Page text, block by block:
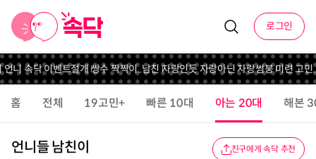
로그인
니 속닥 이벤트절개 쌍수 짝짝이..남친 자랑인듯 자랑아닌 자랑썸붕 미련 고민..
홈 전체 19고민+ 빠른 10대 아는 20대 해본
언니들 남친이 친구에게 속닥 추천